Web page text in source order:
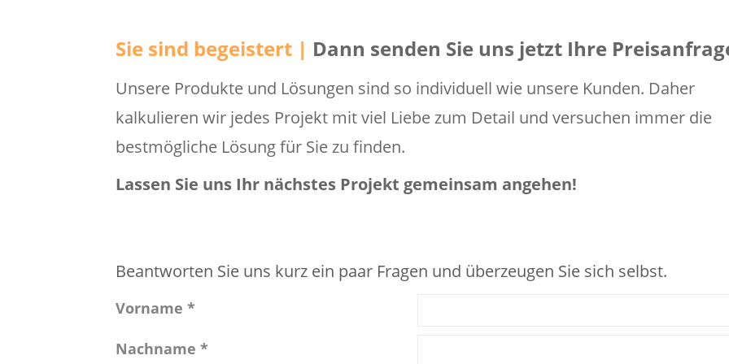
Sie sind begeistert | Dann senden Sie uns jetzt Ihre
Unsere Produkte und Lösungen sind so individuell wie unsere Kunden. Daher
kalkulieren wir jedes Projekt mit viel Liebe zum Detail und versuchen immer die
bestmögliche Lösung für Sie zu finden.
Lassen Sie uns Ihr nächstes Projekt gemeinsam angehen!
Beantworten Sie uns kurz ein paar Fragen und überzeugen Sie sich selbst.
Vorname *
Nachname *